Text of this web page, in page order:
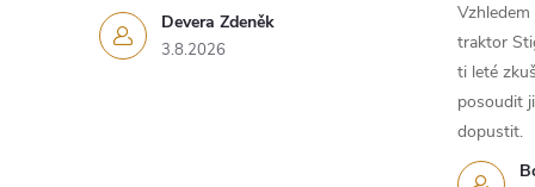
Devera Zdeněk
3.8.2026
traktor
ti leté
posoudit
dopustit.